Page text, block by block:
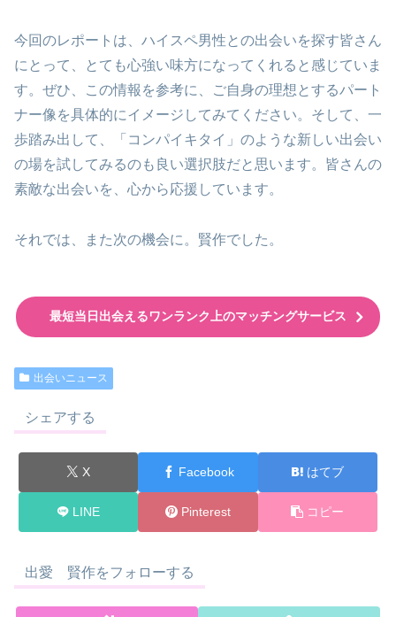
今回のレポートは、ハイスペ男性との出会いを探す皆さん
にとって、とても心強い味方になってくれると感じていま
す。ぜひ、この情報を参考に、ご自身の理想とするパート
ナー像を具体的にイメージしてみてください。そして、一
歩踏み出して、「コンパイキタイ」のような新しい出会い
の場を試してみるのも良い選択肢だと思います。皆さんの
素敵な出会いを、心から応援しています。
それでは、また次の機会に。賢作でした。
最短当日出会えるワンランク上のマッチングサービス
出会いニュース
シェアする
X Facebook はてブ
LINE Pinterest コピー
出愛 賢作をフォローする